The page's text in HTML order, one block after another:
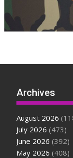
Archives
August 2026
July 2026 (473)
June 2026 (392)
May 2026 (408)